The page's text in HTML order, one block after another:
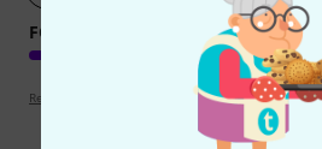
FORARBEJDNING
Retningslinjer for anmeldelser